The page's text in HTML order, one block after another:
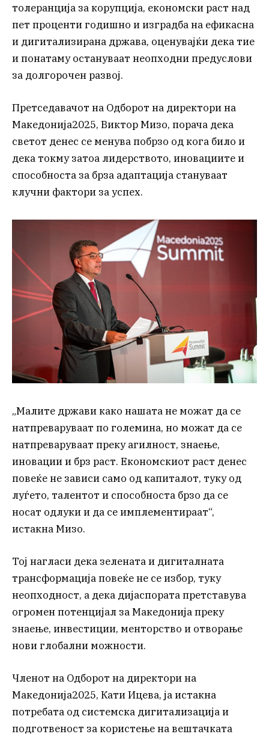
толеранција за корупција, економски раст над
пет проценти годишно и изградба на ефикасна
и дигитализирана држава, оценувајќи дека тие
и понатаму остануваат неопходни предуслови
за долгорочен развој.
Претседавачот на Одборот на директори на
Македонија2025, Виктор Мизо, порача дека
светот денес се менува побрзо од кога било и
дека токму затоа лидерството, иновациите и
способноста за брза адаптација стануваат
клучни фактори за успех.
„Малите држави како нашата не можат да се
натпреваруваат по големина, но можат да се
натпреваруваат преку агилност, знаење,
иновации и брз раст. Економскиот раст денес
повеќе не зависи само од капиталот, туку од
луѓето, талентот и способноста брзо да се
носат одлуки и да се имплементираат“,
истакна Мизо.
Тој нагласи дека зелената и дигиталната
трансформација повеќе не се избор, туку
неопходност, а дека дијаспората претставува
огромен потенцијал за Македонија преку
знаење, инвестиции, менторство и отворање
нови глобални можности.
Членот на Одборот на директори на
Македонија2025, Кати Ицева, ја истакна
потребата од системска дигитализација и
подготвеност за користење на вештачката